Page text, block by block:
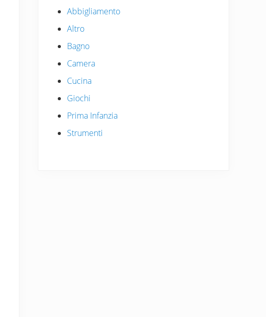
Abbigliamento
Altro
Bagno
Camera
Cucina
Giochi
Prima Infanzia
Strumenti